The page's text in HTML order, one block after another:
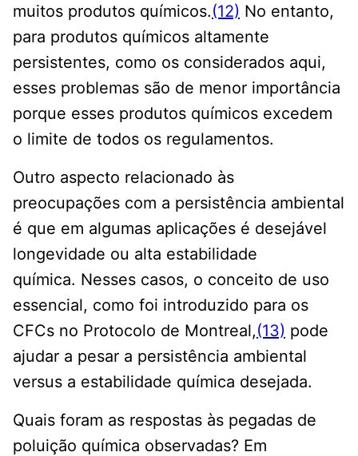
muitos produtos químicos.(12) No entanto,
para produtos químicos altamente
persistentes, como os considerados aqui,
esses problemas são de menor importância
porque esses produtos químicos excedem
o limite de todos os regulamentos.
Outro aspecto relacionado às
preocupações com a persistência ambiental
é que em algumas aplicações é desejável
longevidade ou alta estabilidade
química. Nesses casos, o conceito de uso
essencial, como foi introduzido para os
CFCs no Protocolo de Montreal,(13) pode
ajudar a pesar a persistência ambiental
versus a estabilidade química desejada.
Quais foram as respostas às pegadas de
poluição química observadas? Em